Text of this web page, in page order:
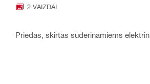
2 VAIZDAI
Priedas, skirtas suderinamiems